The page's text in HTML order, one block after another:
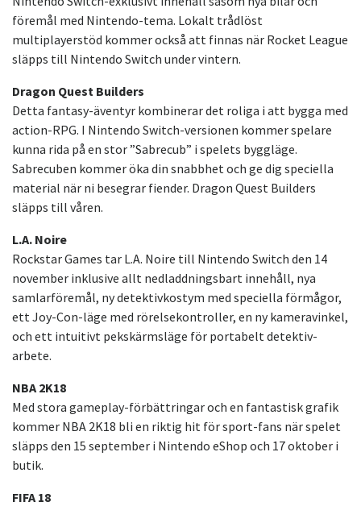
föremål med Nintendo-tema. Lokalt trådlöst
multiplayerstöd kommer också att finnas när Rocket League
släpps till Nintendo Switch under vintern.
Dragon Quest Builders
Detta fantasy-äventyr kombinerar det roliga i att bygga med
action-RPG. I Nintendo Switch-versionen kommer spelare
kunna rida på en stor ”Sabrecub” i spelets byggläge.
Sabrecuben kommer öka din snabbhet och ge dig speciella
material när ni besegrar fiender. Dragon Quest Builders
släpps till våren.
L.A. Noire
Rockstar Games tar L.A. Noire till Nintendo Switch den 14
november inklusive allt nedladdningsbart innehåll, nya
samlarföremål, ny detektivkostym med speciella förmågor,
ett Joy-Con-läge med rörelsekontroller, en ny kameravinkel,
och ett intuitivt pekskärmsläge för portabelt detektiv-
arbete.
NBA 2K18
Med stora gameplay-förbättringar och en fantastisk grafik
kommer NBA 2K18 bli en riktig hit för sport-fans när spelet
släpps den 15 september i Nintendo eShop och 17 oktober i
butik.
FIFA 18